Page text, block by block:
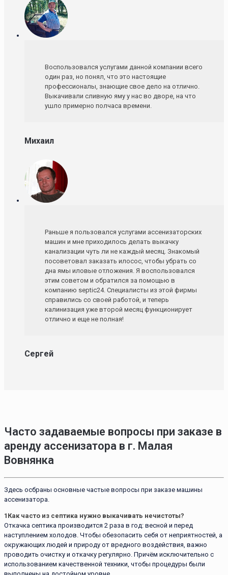
Воспользовался услугами данной компании всего
один раз, но понял, что это настоящие
профессионалы, знающие свое дело на отлично.
Выкачивали сливную яму у нас во дворе, на что
ушло примерно полчаса времени.
Михаил
Раньше я пользовался услугами ассенизаторских
машин и мне приходилось делать выкачку
канализации чуть ли не каждый месяц. Знакомый
посоветовал заказать илосос, чтобы убрать со
дна ямы иловые отложения. Я воспользовался
этим советом и обратился за помощью в
компанию septic24. Специалисты из этой фирмы
справились со своей работой, и теперь
калинизация уже второй месяц функционирует
отлично и еще не полная!
Сергей
Часто задаваемые вопросы при заказе в
аренду ассенизатора в г. Малая
Вовнянка
Здесь осбраны основные частые вопросы при заказе машины
ассенизатора.
1 Как часто из септика нужно выкачивать нечистоты?
Откачка септика производится 2 раза в год: весной и перед
наступлением холодов. Чтобы обезопасить себя от неприятностей, а
окружающих людей и природу от вредного воздействия, важно
проводить очистку и откачку регулярно. Причём исключительно с
использованием качественной техники, чтобы процедуры были